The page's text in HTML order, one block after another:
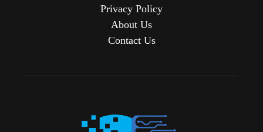
Privacy Policy
About Us
Contact Us